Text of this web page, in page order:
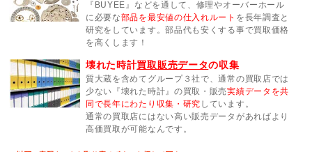
『BUYEE』などを通して、修理やオーバーホール
に必要な部品を最安値の仕入れルート を長年調査と
研究をしています。部品代も安くする事で買取価格
を高くします！
壊れた時計買取販売データの収集
質大蔵を含めてグループ３社で、通常の買取店では
少ない『壊れた時計』の買取・販売実績データを共
同で長年にわたり収集・研究 しています。
通常の買取店にはない高い販売データがあればより
高価買取が可能なんです。